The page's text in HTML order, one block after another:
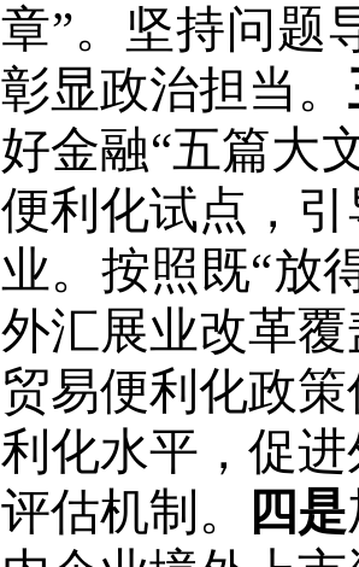
章”。坚持问题
彰显政治担当。
好金融“五篇大
便利化试点，
业。按照既“放
外汇展业改革
贸易便利化政
利化水平，促
评估机制。
四是